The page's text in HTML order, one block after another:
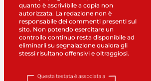
quanto è ascrivibile a copia non
autorizzata. La redazione non è
responsabile dei commenti presenti sul
sito. Non potendo esercitare un
controllo continuo resta disponibile ad
eliminarli su segnalazione qualora gli
stessi risultano offensivi e oltraggiosi.